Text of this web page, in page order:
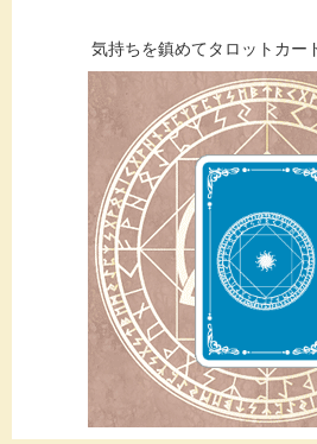
気持ちを鎮めてタロットカー